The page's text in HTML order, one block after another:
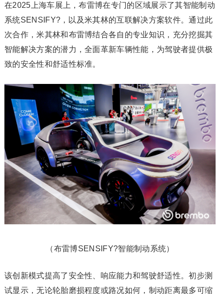
在2025上海车展上，布雷博在专门的区域展示了其智能制动
系统SENSIFY?，以及米其林的互联解决方案软件。通过此
次合作，米其林和布雷博结合各自的专业知识，充分挖掘其
智能解决方案的潜力，全面革新车辆性能，为驾驶者提供极
致的安全性和舒适性标准。
（布雷博SENSIFY?智能制动系统）
该创新模式提高了安全性、响应能力和驾驶舒适性。初步测
试显示，无论轮胎磨损程度或路况如何，制动距离最多可缩